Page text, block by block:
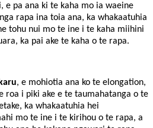
e pa ana ki te kaha mo ia waeine
rapa ina toia ana, ka whakaatuhia
tohu nui mo te ine i te kaha miihini
ka pai ake te kaha o te rapa.
, e mohiotia ana ko te elongation,
roa i piki ake e te taumahatanga o te
ka whakaatuhia hei
mo te ine i te kirihou o te rapa, a